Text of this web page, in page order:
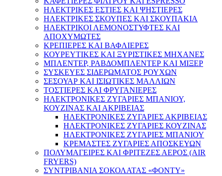
ΗΛΕΚΤΡΙΚΕΣ ΕΣΤΙΕΣ ΚΑΙ ΨΗΣΤΙΕΡΕΣ
ΗΛΕΚΤΡΙΚΕΣ ΣΚΟΥΠΕΣ ΚΑΙ ΣΚΟΥΠΑΚΙΑ
ΗΛΕΚΤΡΙΚΟΙ ΛΕΜΟΝΟΣΤΥΦΤΕΣ ΚΑΙ
ΑΠΟΧΥΜΩΤΕΣ
ΚΡΕΠΙΕΡΕΣ ΚΑΙ ΒΑΦΛΙΕΡΕΣ
ΚΟΥΡΕΥΤΙΚΕΣ ΚΑΙ ΞΥΡΙΣΤΙΚΕΣ ΜΗΧΑΝΕΣ
ΜΠΛΕΝΤΕΡ, ΡΑΒΔΟΜΠΛΕΝΤΕΡ ΚΑΙ ΜΙΞΕΡ
ΣΥΣΚΕΥΕΣ ΣΙΔΕΡΩΜΑΤΟΣ ΡΟΥΧΩΝ
ΣΕΣΟΥΑΡ ΚΑΙ ΙΣΙΩΤΙΚΕΣ ΜΑΛΛΙΩΝ
ΤΟΣΤΙΕΡΕΣ ΚΑΙ ΦΡΥΓΑΝΙΕΡΕΣ
ΗΛΕΚΤΡΟΝΙΚΕΣ ΖΥΓΑΡΙΕΣ ΜΠΑΝΙΟΥ,
ΚΟΥΖΙΝΑΣ ΚΑΙ ΑΚΡΙΒΕΙΑΣ
ΗΛΕΚΤΡΟΝΙΚΕΣ ΖΥΓΑΡΙΕΣ ΑΚΡΙΒΕΙΑΣ
ΗΛΕΚΤΡΟΝΙΚΕΣ ΖΥΓΑΡΙΕΣ ΚΟΥΖΙΝΑΣ
ΗΛΕΚΤΡΟΝΙΚΕΣ ΖΥΓΑΡΙΕΣ ΜΠΑΝΙΟΥ
ΚΡΕΜΑΣΤΕΣ ΖΥΓΑΡΙΕΣ ΑΠΟΣΚΕΥΩΝ
ΠΟΛΥΜΑΓΕΙΡΕΣ ΚΑΙ ΦΡΙΤΕΖΕΣ ΑΕΡΟΣ (AIR
FRYERS)
ΣΥΝΤΡΙΒΑΝΙΑ ΣΟΚΟΛΑΤΑΣ «ΦΟΝΤΥ»